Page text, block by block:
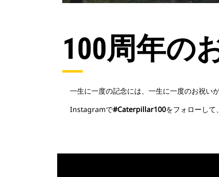
100周年の
一生に一度の記念には、一生に一度のお祝い
Instagramで#Caterpillar100をフォローして